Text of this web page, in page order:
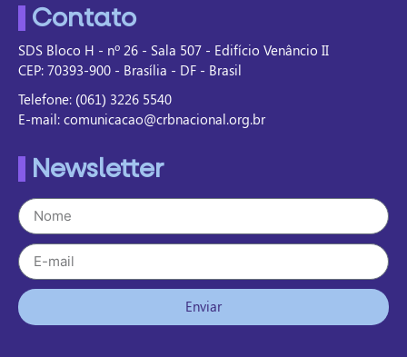
Contato
SDS Bloco H - nº 26 - Sala 507 - Edifício Venâncio II
CEP: 70393-900 - Brasília - DF - Brasil
Telefone: (061) 3226 5540
E-mail: comunicacao@crbnacional.org.br
Newsletter
Enviar